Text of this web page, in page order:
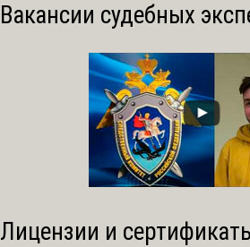
Вакансии судебных
Лицензии и